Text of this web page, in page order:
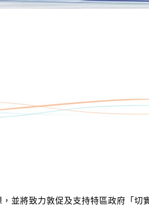
並將致力敦促及支持特區政府「切